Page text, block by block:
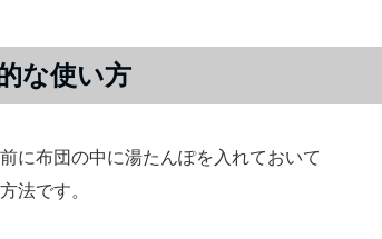
な使い方
に布団の中に湯たんぽを入れておいて
法です。